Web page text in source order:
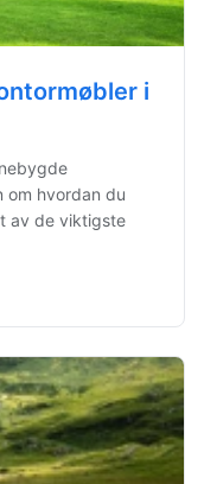
i
om hvordan du
av de viktigste